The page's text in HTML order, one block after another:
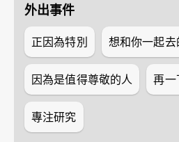
外出事件
正因為特別 想和你一起去
因為是值得尊敬的人 再一
專注研究